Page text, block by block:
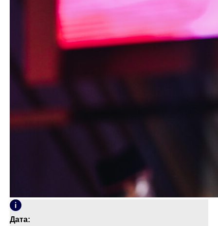
Дата: